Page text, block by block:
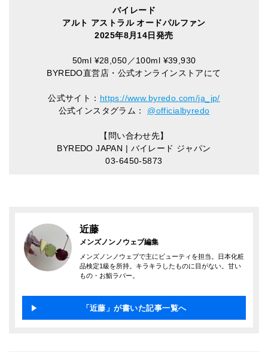
バイレード
アルト アストラル オードパルファン
2025年8月14日発売
50ml ¥28,050／100ml ¥39,930
BYREDO直営店・公式オンラインストアにて
公式サイト： https://www.byredo.com/ja_jp/
公式インスタグラム： @officialbyredo
【問い合わせ先】
BYREDO JAPAN | バイレード ジャパン
03-6450-5873
近藤
メンズノンノウェブ編集
メンズノンノウェブで主にビューティを担当。日本化粧
品検定1級を所持。キラキラしたものに目がない。甘い
もの・お鮨ラバー。
「近藤」が書いた記事一覧へ